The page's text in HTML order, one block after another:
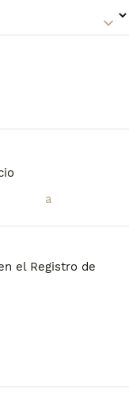
el Registro de
de su aspecto
tanto en
- Perro Sin
guarda tu
puede